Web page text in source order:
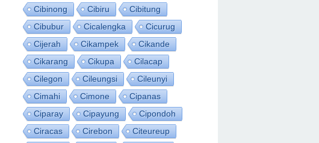
Cibinong
Cibiru
Cibitung
Cibubur
Cicalengka
Cicurug
Cijerah
Cikampek
Cikande
Cikarang
Cikupa
Cilacap
Cilegon
Cileungsi
Cileunyi
Cimahi
Cimone
Cipanas
Ciparay
Cipayung
Cipondoh
Ciracas
Cirebon
Citeureup